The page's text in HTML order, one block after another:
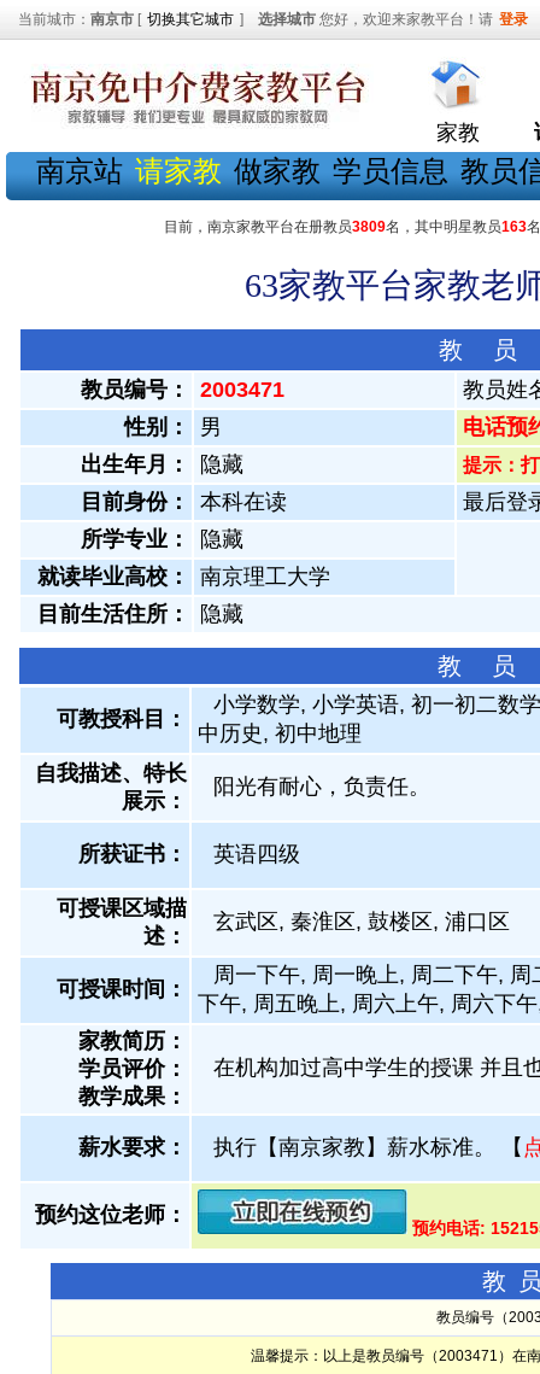
当前城市： 南京市 [ 切换其它城市 ] 选择城市 您好，欢迎来家教平台！请 登录
家教
南京站 请家教 做家教 学员信息 教员
目前，南京家教平台在册教员3809名，其中明星教员163
63家教平台家教老
教 员
教员编号： 2003471
教员姓
性别：
男
电话预
出生年月：
隐藏 提示：
目前身份： 本科在读
最后登
所学专业：
隐藏
就读毕业高校：
南京理工大学
目前生活住所：
隐藏
教 员
可教授科目：
小学数学, 小学英语, 初一初二数
中历史, 初中地理
自我描述、特长
展示 ：
阳光有耐心，负责任。
所获证书 ： 英语四级
可授课区域描
述：
玄武区, 秦淮区, 鼓楼区, 浦口区
可授课时间：
周一下午, 周一晚上, 周二下午,
下午, 周五晚上, 周六上午, 周六下
家教简历：
学员评价：
教学成果：
在机构加过高中学生的授课 并且
薪水要求： 执行【南京家教】薪水标准。 【
预约这位老师：
预约电话:
教
教员编号（
温馨提示：以上是教员编号（2003471）在